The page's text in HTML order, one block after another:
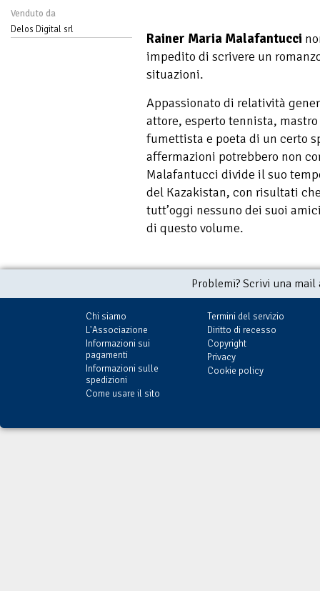
Venduto da
Delos Digital srl
Rainer Maria Malafantucci
impedito di scrivere un
situazioni.
Appassionato di relatività
attore, esperto tennista,
fumettista e poeta di un certo
affermazioni potrebbero non
Malafantucci divide il suo
del Kazakistan, con risultati
tutt’oggi nessuno dei suoi
di questo volume.
Problemi? Scrivi una
Chi siamo
L'Associazione
Informazioni sui
pagamenti
Informazioni sulle
spedizioni
Come usare il sito
Termini del servizio
Diritto di recesso
Copyright
Privacy
Cookie policy